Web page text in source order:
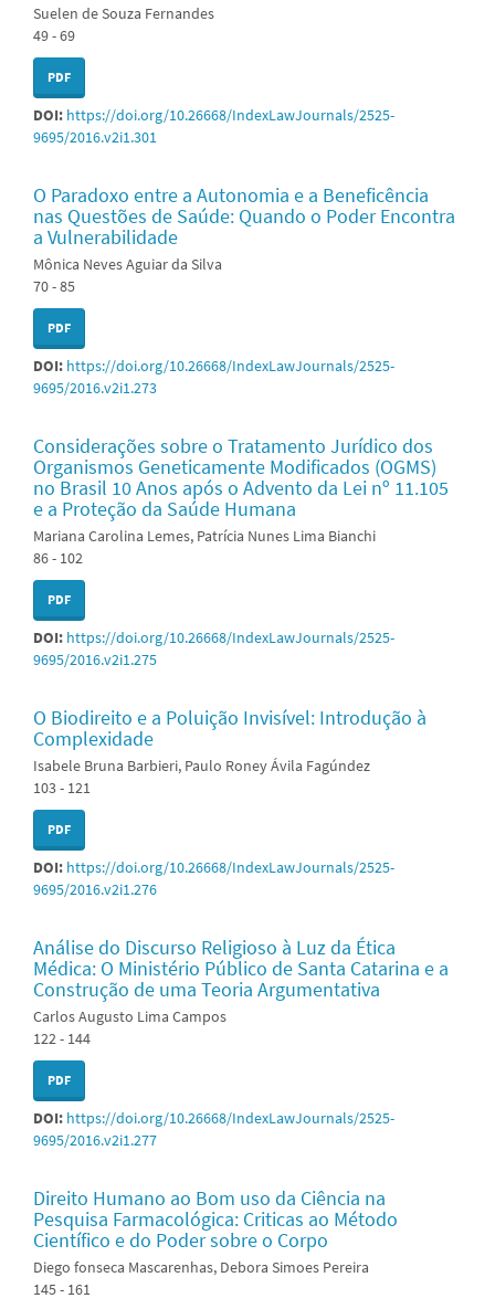
Suelen de Souza Fernandes
49 - 69
PDF
DOI: https://doi.org/10.26668/IndexLawJournals/2525-
9695/2016.v2i1.301
O Paradoxo entre a Autonomia e a Beneficência
nas Questões de Saúde: Quando o Poder Encontra
a Vulnerabilidade
Mônica Neves Aguiar da Silva
70 - 85
PDF
DOI: https://doi.org/10.26668/IndexLawJournals/2525-
9695/2016.v2i1.273
Considerações sobre o Tratamento Jurídico dos
Organismos Geneticamente Modificados (OGMS)
no Brasil 10 Anos após o Advento da Lei nº 11.105
e a Proteção da Saúde Humana
Mariana Carolina Lemes, Patrícia Nunes Lima Bianchi
86 - 102
PDF
DOI: https://doi.org/10.26668/IndexLawJournals/2525-
9695/2016.v2i1.275
O Biodireito e a Poluição Invisível: Introdução à
Complexidade
Isabele Bruna Barbieri, Paulo Roney Ávila Fagúndez
103 - 121
PDF
DOI: https://doi.org/10.26668/IndexLawJournals/2525-
9695/2016.v2i1.276
Análise do Discurso Religioso à Luz da Ética
Médica: O Ministério Público de Santa Catarina e a
Construção de uma Teoria Argumentativa
Carlos Augusto Lima Campos
122 - 144
PDF
DOI: https://doi.org/10.26668/IndexLawJournals/2525-
9695/2016.v2i1.277
Direito Humano ao Bom uso da Ciência na
Pesquisa Farmacológica: Criticas ao Método
Científico e do Poder sobre o Corpo
Diego fonseca Mascarenhas, Debora Simoes Pereira
145 - 161